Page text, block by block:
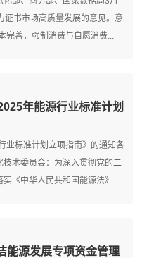
证书市场高质量发展的意见。意
善，强制消费与自愿消费...
年能源行业标准计划
业标准计划立项指南》的通知各
术委员会：为深入贯彻党的二
《中华人民共和国能源法》...
能源发展专项资金管理